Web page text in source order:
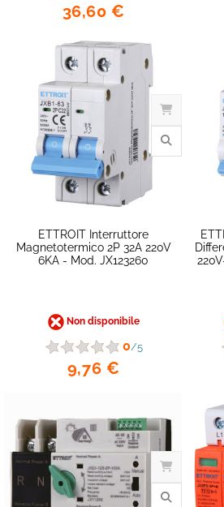
36,60 €
ETTROIT Interruttore
Magnetotermico 2P 32A 220V
6KA - Mod. JX123260
Non disponibile
0/5
9,76 €